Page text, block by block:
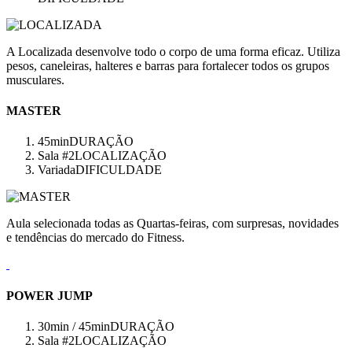
A Localizada desenvolve todo o corpo de uma forma eficaz. Utiliza
pesos, caneleiras, halteres e barras para fortalecer todos os grupos
musculares.
MASTER
45minDURAÇÃO
Sala #2LOCALIZAÇÃO
VariadaDIFICULDADE
Aula selecionada todas as Quartas-feiras, com surpresas, novidades
e tendências do mercado do Fitness.
POWER JUMP
30min / 45minDURAÇÃO
Sala #2LOCALIZAÇÃO